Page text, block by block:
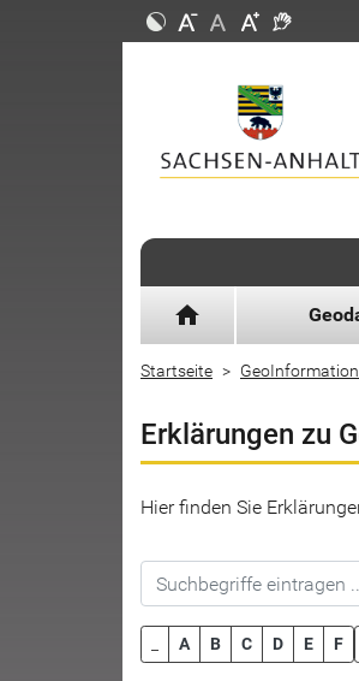
home
Startseite
Erklärungen zu
Hier finden Sie
A B C D E F